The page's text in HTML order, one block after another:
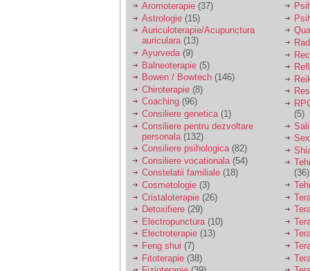
Sunt casatorita, am
31 de ani si un copil in
varsta de 2 ani care
mi-e lumina ochilor.
De ceva timp simt ca
mi s-a adunat
oboseala, o oboseala
cronica de care nu pot
scapa si simt ca din
cauza ei nu pot
controla nervii si
cateodata are copilul
de suferit.
Am o bariera peste
care nu pot trece:
prietena mea a ramas
insarcinata cu o fata.
Am fost de comun
acord sa facem un
copil, cu gandul ca e
baiat.
Aromoterapie (37)
Astrologie (15)
Auriculoterapie/Acupunctura
auriculara(13)
Ayurveda(9)
Balneoterapie (5)
Bowen / Bowtech (146)
Chiroterapie (8)
Coaching (96)
Consiliere genetica(1)
Consiliere pentru dezvoltare
personala (132)
Consiliere psihologica(82)
Consiliere vocationala (54)
Constelatii familiale (18)
Cosmetologie (3)
Cristaloterapie (26)
Detoxifiere (29)
Electropunctura (10)
Electroterapie (13)
Feng shui (7)
Fitoterapie (38)
(5)
(36)